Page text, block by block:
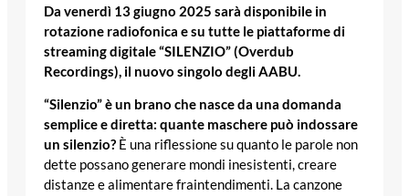
Da venerdì 13 giugno 2025 sarà disponibile in
rotazione radiofonica e su tutte le piattaforme di
streaming digitale “SILENZIO” (Overdub
Recordings), il nuovo singolo degli AABU.
“Silenzio” è un brano che nasce da una domanda
semplice e diretta: quante maschere può indossare
un silenzio? È una riflessione su quanto le parole non
dette possano generare mondi inesistenti, creare
distanze e alimentare fraintendimenti. La canzone